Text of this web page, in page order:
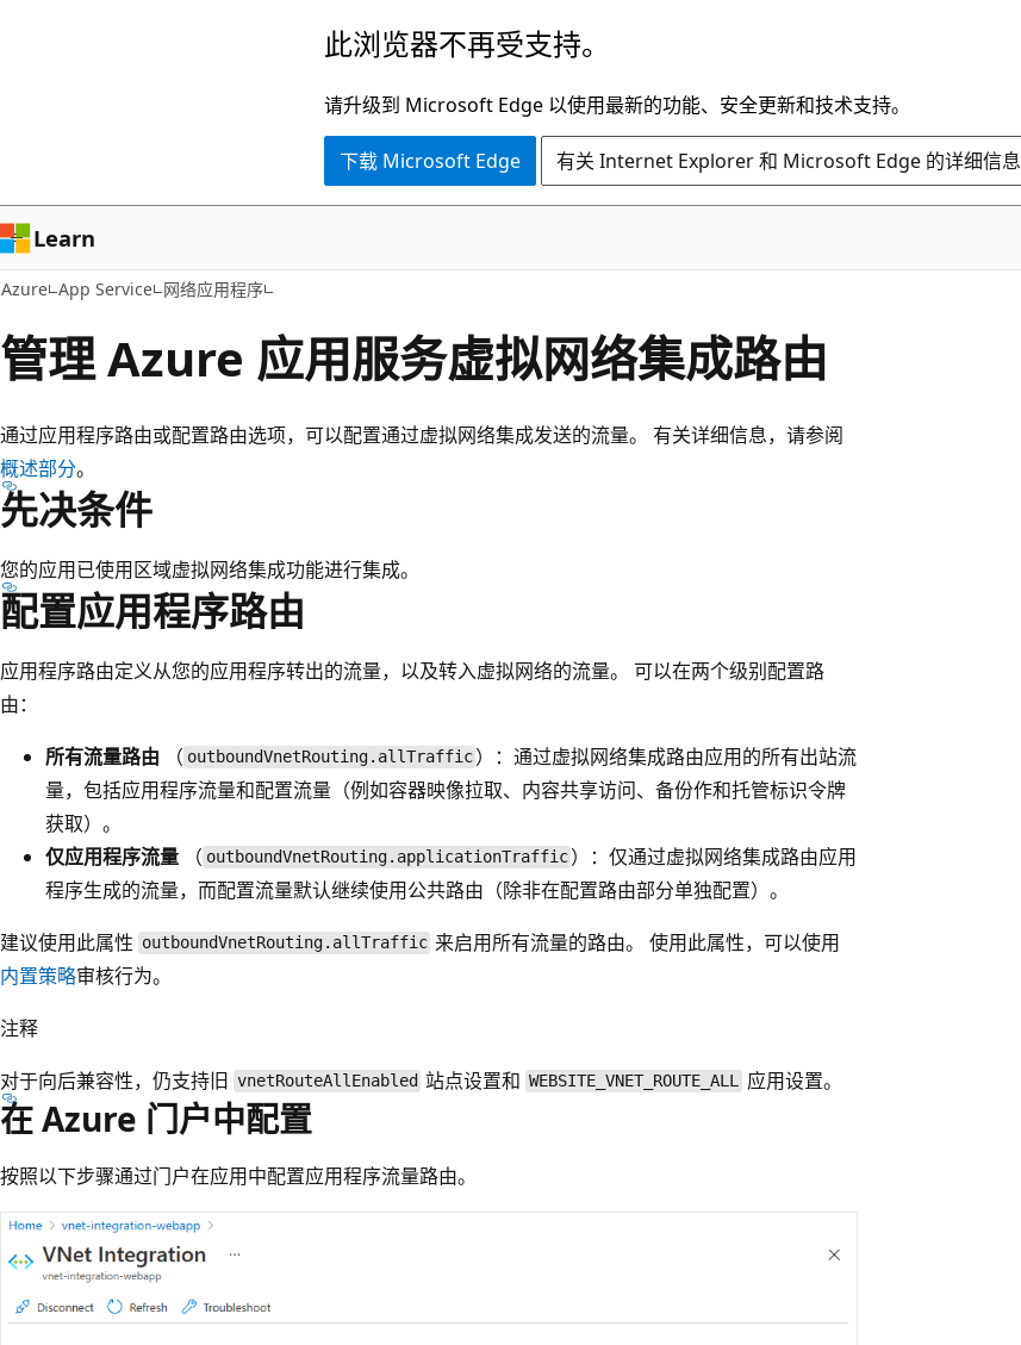
容
此浏览器不再受支持。
请升级到 Microsoft Edge 以使用最新的功能、安全更新和技术支持。
下载 Microsoft Edge 有关 Internet Explorer 和 Microsoft Edge 的详细信息
Learn
Azure App Service 网络应用程序
管理 Azure 应用服务虚拟网络集成路由
通过应用程序路由或配置路由选项，可以配置通过虚拟网络集成发送的流量。 有关详细信息，请参阅
概述部分。
先决条件
您的应用已使用区域虚拟网络集成功能进行集成。
配置应用程序路由
应用程序路由定义从您的应用程序转出的流量，以及转入虚拟网络的流量。 可以在两个级别配置路
由：
所有流量路由 （ outboundVnetRouting.allTraffic ）：通过虚拟网络集成路由应用的所有出站流
量，包括应用程序流量和配置流量（例如容器映像拉取、内容共享访问、备份作和托管标识令牌
获取）。
仅应用程序流量 （ outboundVnetRouting.applicationTraffic ）：仅通过虚拟网络集成路由应用
程序生成的流量，而配置流量默认继续使用公共路由（除非在配置路由部分单独配置）。
建议使用此属性 outboundVnetRouting.allTraffic 来启用所有流量的路由。 使用此属性，可以使用
内置策略审核行为。
注释
对于向后兼容性，仍支持旧 vnetRouteAllEnabled 站点设置和 WEBSITE_VNET_ROUTE_ALL 应用设置。
在 Azure 门户中配置
按照以下步骤通过门户在应用中配置应用程序流量路由。